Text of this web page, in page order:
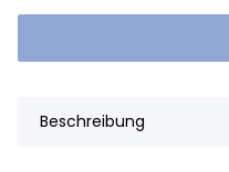
Beschreibung